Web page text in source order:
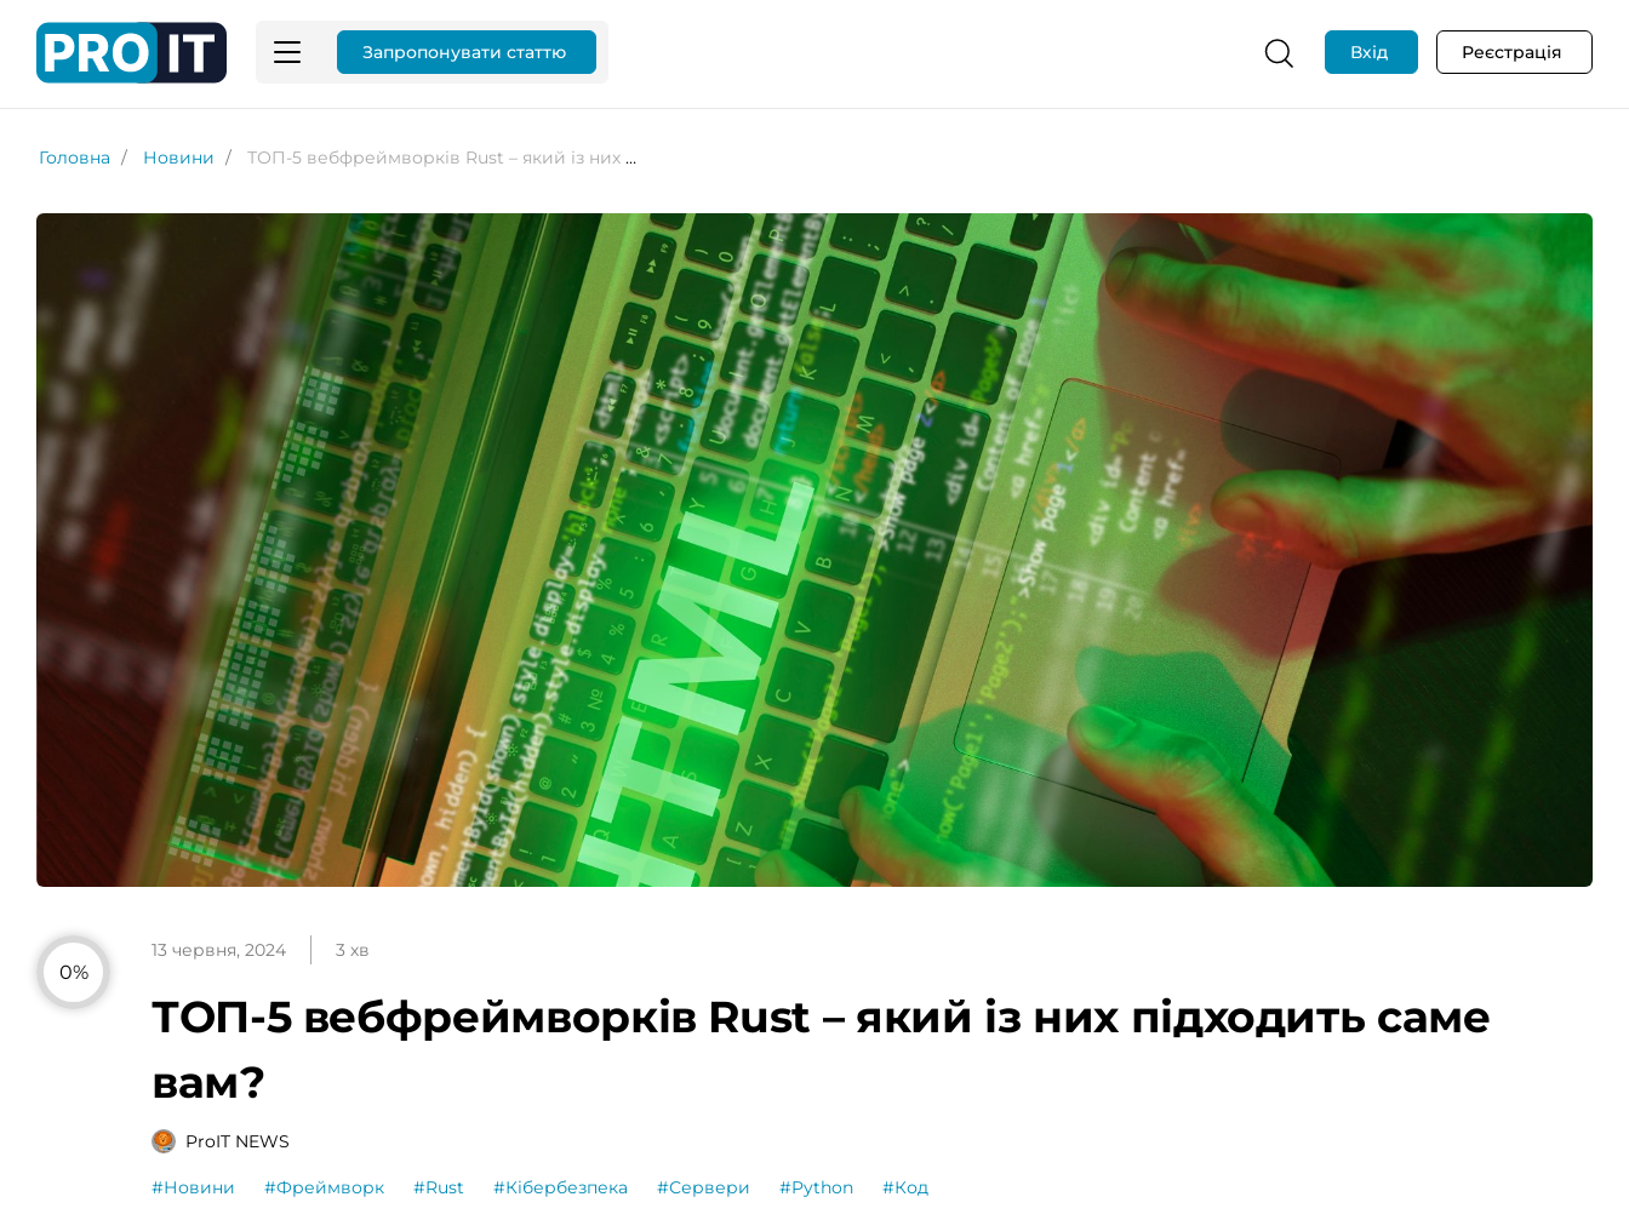
Запропонувати статтю Вхід Реєстрація
Головна Новини ТОП-5 вебфреймворків Rust – який із них підходить саме вам?
0%
13 червня, 2024 3 хв
ТОП-5 вебфреймворків Rust – який із них підходить саме
вам?
ProIT NEWS
#Новини #Фреймворк #Rust #Кібербезпека #Сервери #Python #Код